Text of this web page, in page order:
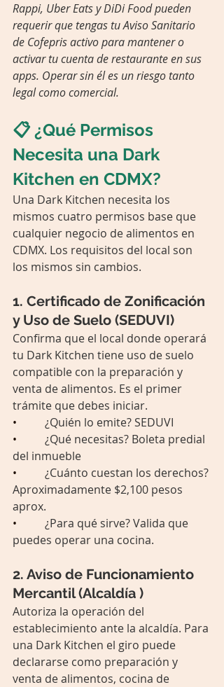
Rappi, Uber Eats y DiDi Food pueden
requerir que tengas tu Aviso Sanitario
de Cofepris activo para mantener o
activar tu cuenta de restaurante en sus
apps. Operar sin él es un riesgo tanto
legal como comercial.
📋 ¿Qué Permisos
Necesita una Dark
Kitchen en CDMX?
Una Dark Kitchen necesita los
mismos cuatro permisos base que
cualquier negocio de alimentos en
CDMX. Los requisitos del local son
los mismos sin cambios.
1. Certificado de Zonificación
y Uso de Suelo (SEDUVI)
Confirma que el local donde operará
tu Dark Kitchen tiene uso de suelo
compatible con la preparación y
venta de alimentos. Es el primer
trámite que debes iniciar.
• ¿Quién lo emite? SEDUVI
• ¿Qué necesitas? Boleta predial
del inmueble
• ¿Cuánto cuestan los derechos?
Aproximadamente $2,100 pesos
aprox.
• ¿Para qué sirve? Valida que
puedes operar una cocina.
2. Aviso de Funcionamiento
Mercantil (Alcaldía )
Autoriza la operación del
establecimiento ante la alcaldía. Para
una Dark Kitchen el giro puede
declararse como preparación y
venta de alimentos, cocina de